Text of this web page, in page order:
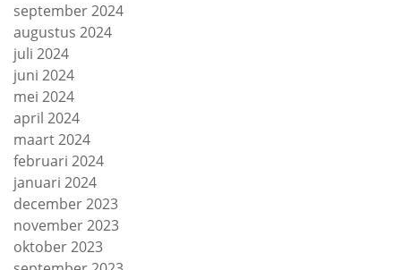
september 2024
augustus 2024
juli 2024
juni 2024
mei 2024
april 2024
maart 2024
februari 2024
januari 2024
december 2023
november 2023
oktober 2023